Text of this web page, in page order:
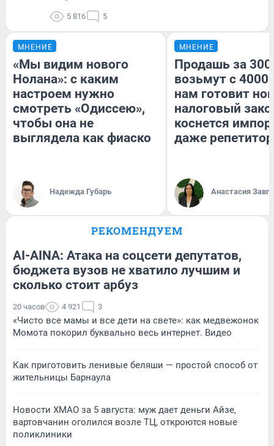
5 816 5
МНЕНИЕ
«Мы видим нового
Нолана»: с каким
настроем нужно
смотреть «Одиссею»,
чтобы она не
выглядела как фиаско
Надежда Губарь
МНЕНИЕ
Продашь за
возьмут с
нам готовит
налоговый
коснется
даже
Анастасия
РЕКОМЕНДУЕМ
AI-AINA: Атака на соцсети депутатов,
бюджета вузов не хватило лучшим и
сколько стоит арбуз
20 часов 4 921 3
«Чисто все мамы и все дети на свете»: как медвежонок
Момота покорил буквально весь интернет. Видео
Как приготовить ленивые беляши — простой способ от
жительницы Барнаула
Новости ХМАО за 5 августа: муж дает деньги Айзе,
вартовчанин оголился возле ТЦ, откроются новые
поликлиники